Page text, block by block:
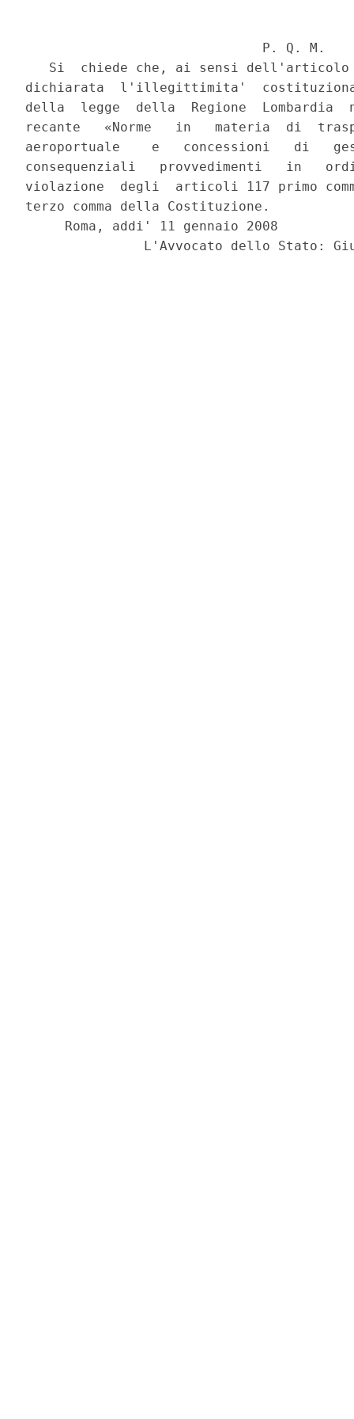
                              P. Q. M.
Si  chiede che, ai sensi
dichiarata  l'illegittimita'
della  legge  della  Regione  Lombardia
recante   «Norme   in   materia  di
aeroportuale    e   concessioni   di
consequenziali   provvedimenti   in
violazione  degli  articoli 117 primo
terzo comma della Costituzione.
     Roma, addi' 11 gennaio 2008